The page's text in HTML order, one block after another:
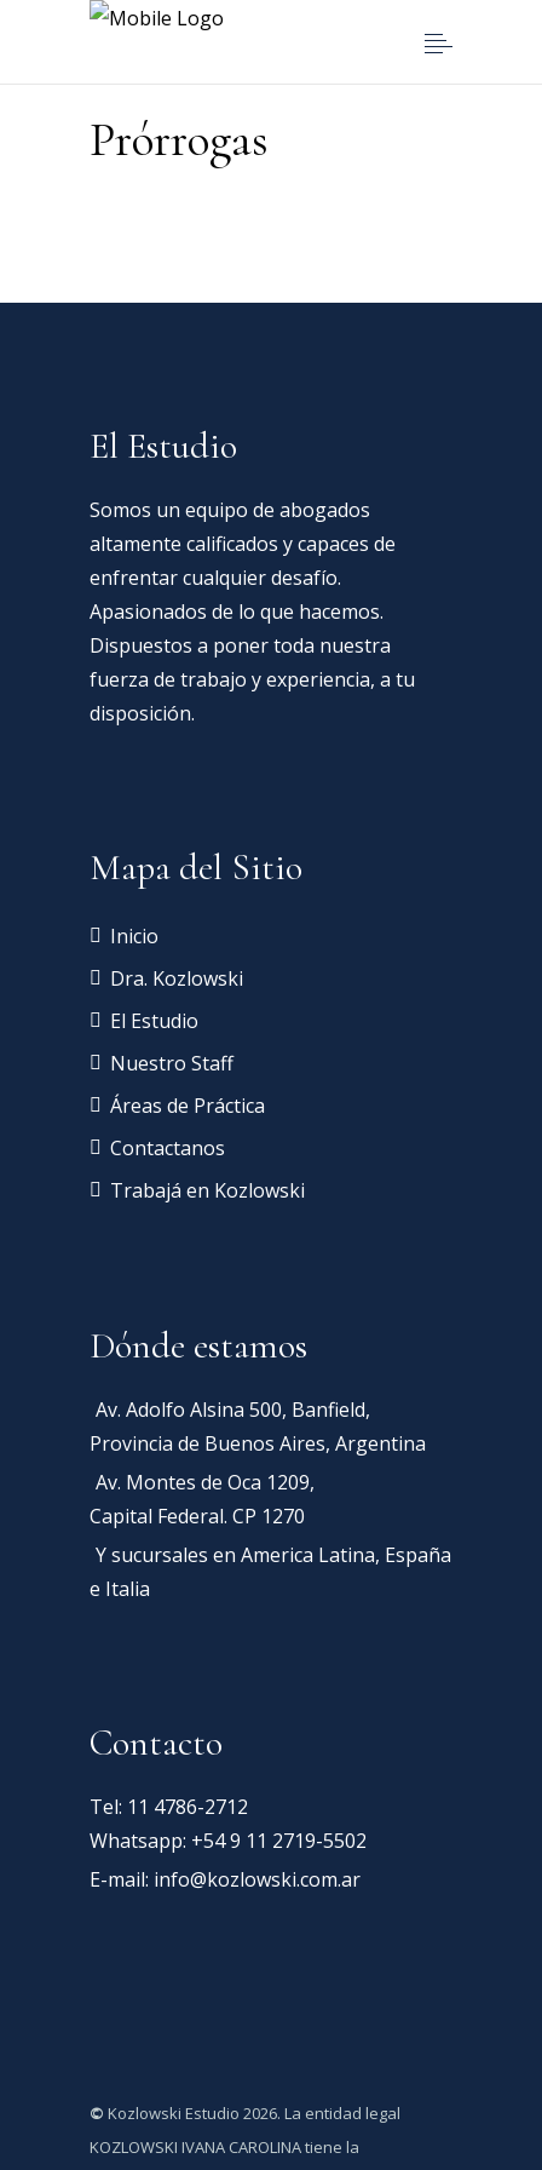
Prórrogas
El Estudio
Somos un equipo de abogados
altamente calificados y capaces de
enfrentar cualquier desafío.
Apasionados de lo que hacemos.
Dispuestos a poner toda nuestra
fuerza de trabajo y experiencia, a tu
disposición.
Mapa del Sitio
Inicio
Dra. Kozlowski
El Estudio
Nuestro Staff
Áreas de Práctica
Contactanos
Trabajá en Kozlowski
Dónde estamos
Av. Adolfo Alsina 500, Banfield,
Provincia de Buenos Aires, Argentina
Av. Montes de Oca 1209,
Capital Federal. CP 1270
Y sucursales en America Latina, España
e Italia
Contacto
Tel: 11 4786-2712
Whatsapp: +54 9 11 2719-5502
E-mail: info@kozlowski.com.ar
© Kozlowski Estudio 2026. La entidad legal
KOZLOWSKI IVANA CAROLINA tiene la